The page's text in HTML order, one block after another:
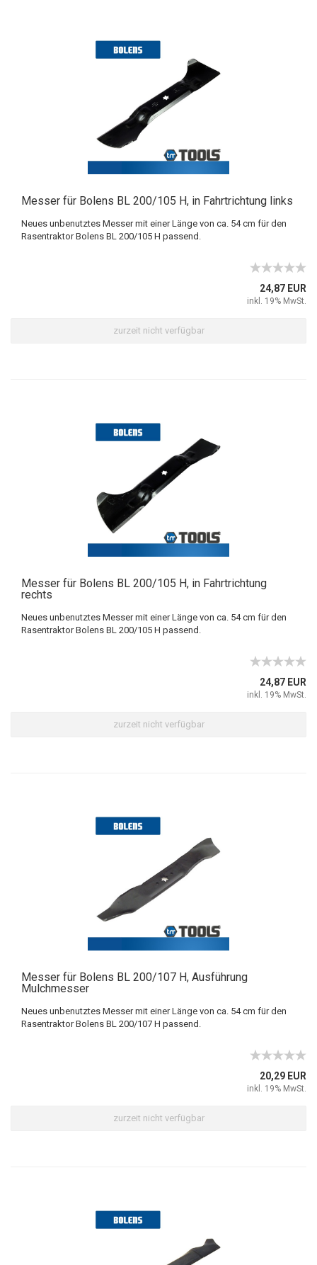
Messer für Bolens BL 200/105 H, in Fahrtrichtung links
Neues unbenutztes Messer mit einer Länge von ca. 54 cm für den
Rasentraktor Bolens BL 200/105 H passend.
24,87 EUR
inkl. 19% MwSt.
zurzeit nicht verfügbar
Messer für Bolens BL 200/105 H, in Fahrtrichtung
rechts
Neues unbenutztes Messer mit einer Länge von ca. 54 cm für den
Rasentraktor Bolens BL 200/105 H passend.
24,87 EUR
inkl. 19% MwSt.
zurzeit nicht verfügbar
Messer für Bolens BL 200/107 H, Ausführung
Mulchmesser
Neues unbenutztes Messer mit einer Länge von ca. 54 cm für den
Rasentraktor Bolens BL 200/107 H passend.
20,29 EUR
inkl. 19% MwSt.
zurzeit nicht verfügbar